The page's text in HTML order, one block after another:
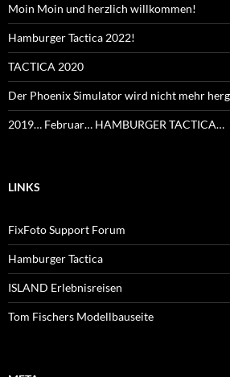
Moin Moin und herzlich willkommen!
Hamburger Tactica 2022!
TACTICA 2020
Der Phoenix Simulator wird nicht mehr
2019… Februar… HAMBURGER TACTICA…
LINKS
FixFoto Support Forum
Hamburger Tactica
ISLAND Erlebnisreisen
Tom Fischers Modellbauseite